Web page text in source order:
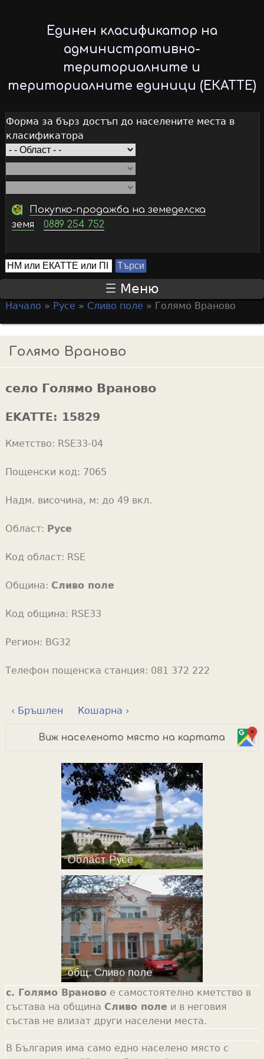
to
main
content
Единен класификатор на
административно-
териториалните и
териториалните единици (ЕКАТТЕ)
Форма за бърз достъп до населените места в
класификатора
Покупко-продажба на земеделска
земя
0889 254 752
S
e
r
c
h
f
r
m
Т
ъ
с
и
Меню
o
u
r
e
e
Начало » Русе » Сливо поле » Голямо Враново
Голямо Враново
село Голямо Враново
EKATTE: 15829
Кметство: RSE33-04
Пощенски код: 7065
Надм. височина, м: до 49 вкл.
Област: Русе
Код област: RSE
Община: Сливо поле
Код община: RSE33
Регион: BG32
Телефон пощенска станция: 081 372 222
‹ Бръшлен Кошарна ›
Виж населеното място на картата
с. Голямо Врановое самостоятелно кметство в
състава на община Сливо поле и в неговия
състав не влизат други населени места.
В България има само едно населено място с